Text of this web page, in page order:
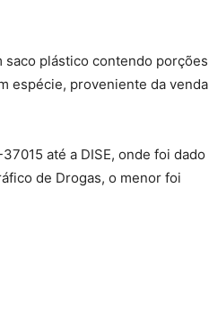
saco plástico contendo porções
espécie, proveniente da venda
até a DISE, onde foi dado
de Drogas, o menor foi